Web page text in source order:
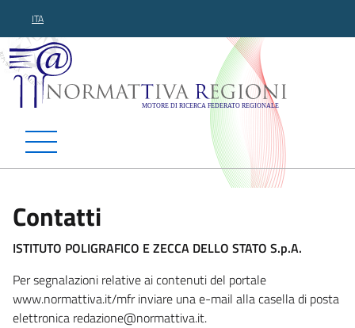
ITA
Normattiva Regioni -
Contatti
ISTITUTO POLIGRAFICO E ZECCA DELLO STATO S.p.A.
Per segnalazioni relative ai contenuti del portale
www.normattiva.it/mfr inviare una e-mail alla casella di posta
elettronica redazione@normattiva.it.